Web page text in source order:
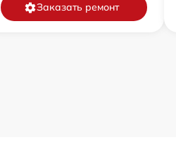
Заказать ремонт